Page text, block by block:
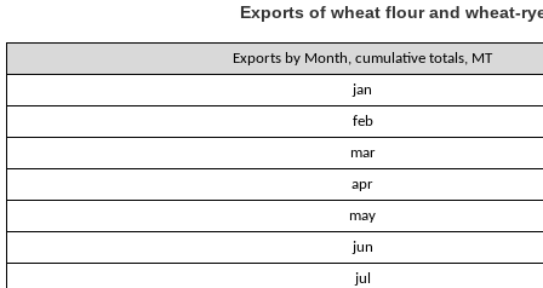
Exports of wheat flour and wheat-
Exports by Month, cumulative totals, MT
jan
feb
mar
apr
may
jun
jul